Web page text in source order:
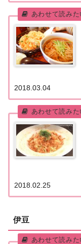
2018.03.04
2018.02.25
伊豆